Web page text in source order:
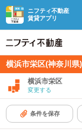
ニフティ不動産
賃貸アプリ
横浜市栄区(神奈川
横浜市栄区
変更する
条件を保存